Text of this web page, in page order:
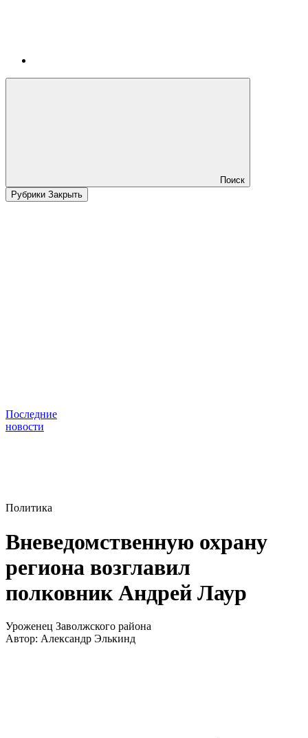
Поиск
Рубрики Закрыть
Последние
новости
Политика
Вневедомственную охрану
региона возглавил
полковник Андрей Лаур
Уроженец Заволжского района
Автор: Александр Элькинд